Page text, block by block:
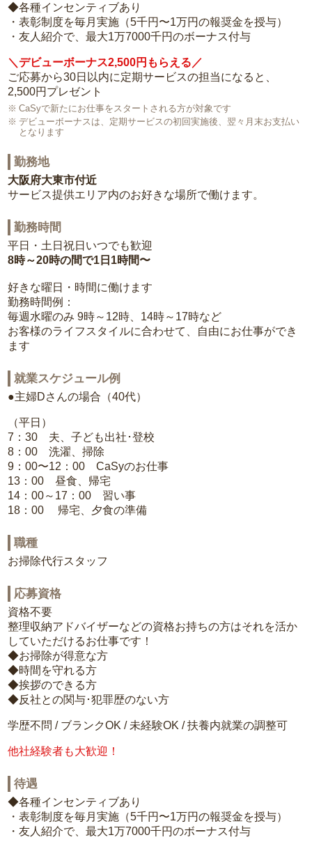
◆各種インセンティブあり
・表彰制度を毎月実施（5千円〜1万円の報奨金を授与）
・友人紹介で、最大1万7000千円のボーナス付与
＼デビューボーナス2,500円もらえる／
ご応募から30日以内に定期サービスの担当になると、
2,500円プレゼント
CaSyで新たにお仕事をスタートされる方が対象です
デビューボーナスは、定期サービスの初回実施後、翌々月末お支払い
となります
勤務地
大阪府大東市付近
サービス提供エリア内のお好きな場所で働けます。
勤務時間
平日・土日祝日いつでも歓迎
8時～20時の間で1日1時間〜
好きな曜日・時間に働けます
勤務時間例：
毎週水曜のみ 9時～12時、14時～17時など
お客様のライフスタイルに合わせて、自由にお仕事ができ
ます
就業スケジュール例
●主婦Dさんの場合（40代）
（平日）
7：30 夫、子ども出社･登校
8：00 洗濯、掃除
9：00〜12：00 CaSyのお仕事
13：00 昼食、帰宅
14：00～17：00 習い事
18：00 帰宅、夕食の準備
職種
お掃除代行スタッフ
応募資格
資格不要
整理収納アドバイザーなどの資格お持ちの方はそれを活か
していただけるお仕事です！
◆お掃除が得意な方
◆時間を守れる方
◆挨拶のできる方
◆反社との関与･犯罪歴のない方
学歴不問 / ブランクOK / 未経験OK / 扶養内就業の調整可
他社経験者も大歓迎！
待遇
◆各種インセンティブあり
・表彰制度を毎月実施（5千円〜1万円の報奨金を授与）
・友人紹介で、最大1万7000千円のボーナス付与